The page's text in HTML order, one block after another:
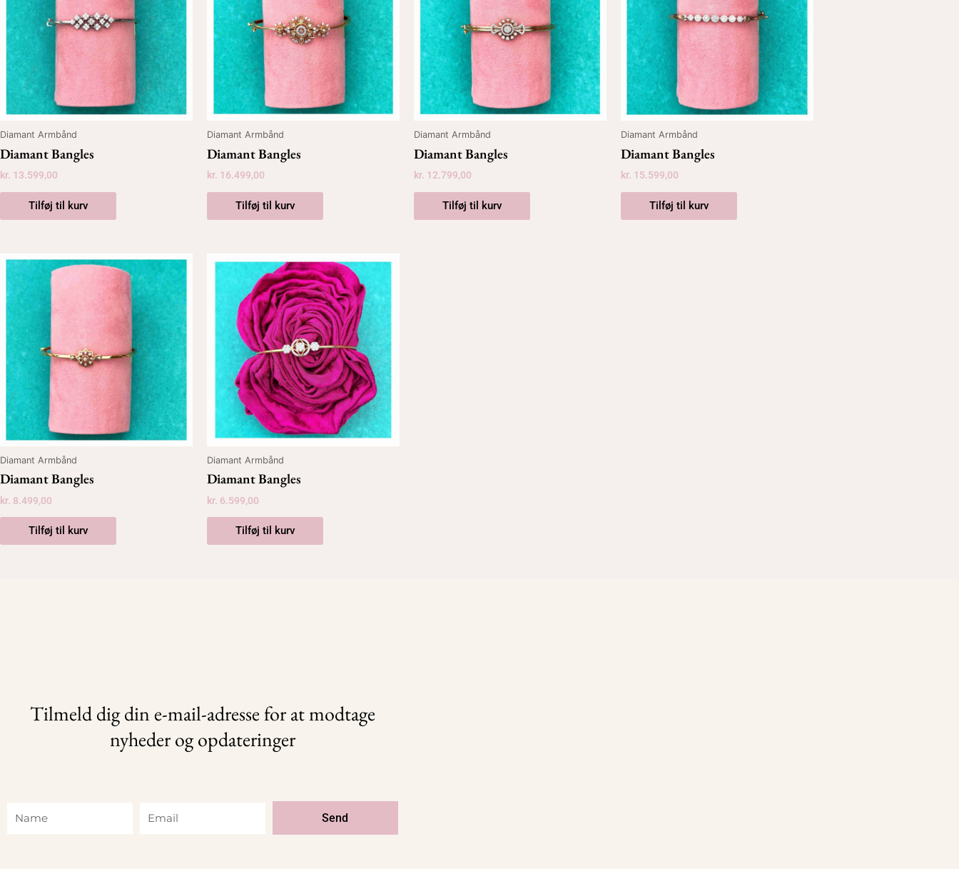
Diamant Armbånd
Diamant Bangles
kr. 13.599,00
Tilføj til kurv
Diamant Armbånd
Diamant Bangles
kr. 16.499,00
Tilføj til kurv
Diamant Armbånd
Diamant Bangles
kr. 12.799,00
Tilføj til kurv
Diamant Armbånd
Diamant Bangles
kr. 15.599,00
Tilføj til kurv
Diamant Armbånd
Diamant Bangles
kr. 8.499,00
Tilføj til kurv
Diamant Armbånd
Diamant Bangles
kr. 6.599,00
Tilføj til kurv
Tilmeld dig din e-mail-adresse for at modtage
nyheder og opdateringer
Send